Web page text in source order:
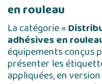
en rouleau
La catégorie «
adhésives en
équipements conçus
présenter les
appliquées, en